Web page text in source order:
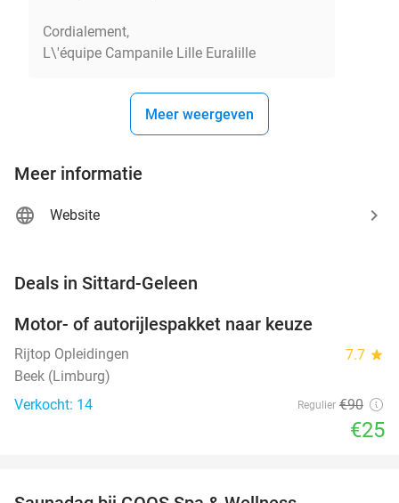
Cordialement,
L\'équipe Campanile Lille Euralille
Meer weergeven
Meer informatie
Website
Deals in Sittard-Geleen
Motor- of autorijlespakket naar keuze
Rijtop Opleidingen 7.7 star
Beek (Limburg)
Verkocht: 14
Regulier €90
€25